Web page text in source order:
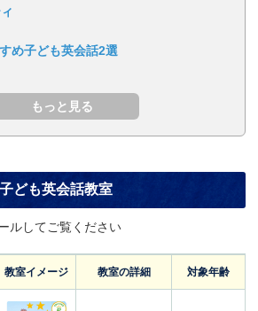
め子ども英会話2選
ども英会話教室
ルしてご覧ください
教室イメージ 教室の詳細 対象年齢